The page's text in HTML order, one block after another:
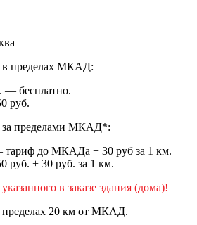
в пределах МКАД:
— бесплатно.
руб.
за пределами МКАД*:
тариф до МКАДа + 30 руб за 1 км.
руб. + 30 руб. за 1 км.
в заказе здания (дома)!
пределах 20 км от МКАД.